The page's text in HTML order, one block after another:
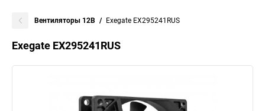
Вентиляторы 12В Exegate EX295241RUS
Exegate EX295241RUS